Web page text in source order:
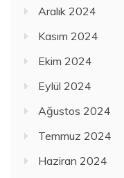
Aralık 2024
Kasım 2024
Ekim 2024
Eylül 2024
Ağustos 2024
Temmuz 2024
Haziran 2024